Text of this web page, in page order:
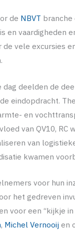
de NBVT branche
en vaardigheden
vele excursies
dag deelden de
eindopdracht.
en
van QV10, RC
van
kwamen
voor hun
het gedreven
voor een “kijkje in
, Michel Vernooij en